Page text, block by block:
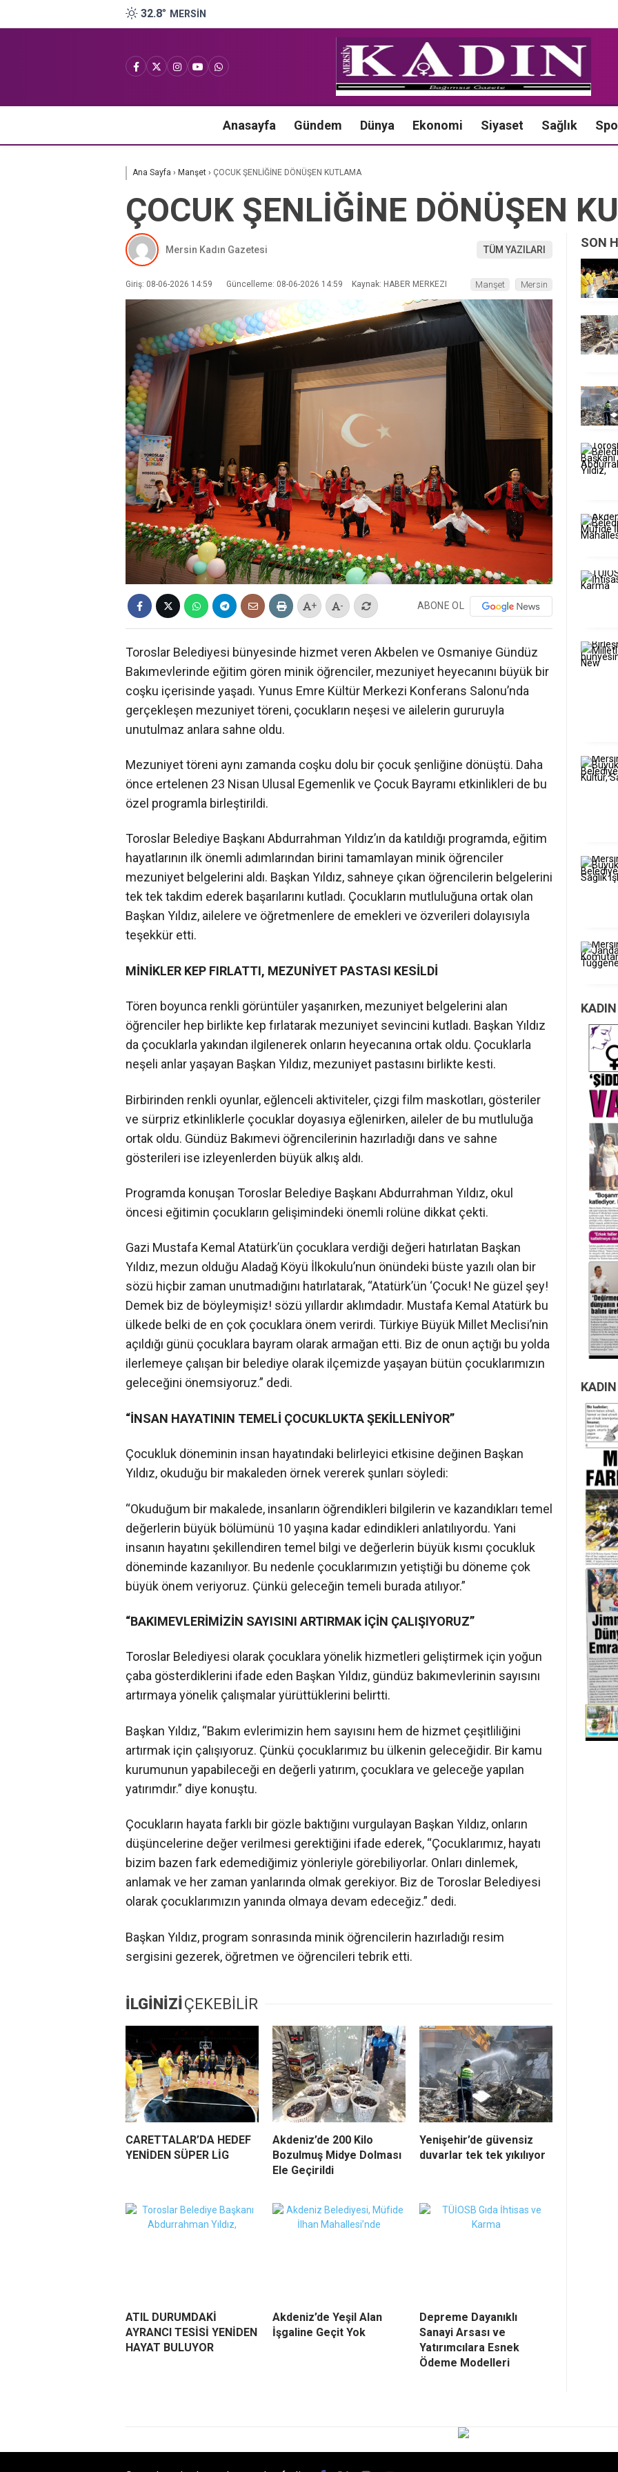
32.8° MERSIN
Anasayfa Gündem Dünya Ekonomi Siyaset Sağlık
Ana Sayfa › Manşet › ÇOCUK ŞENLİĞİNE DÖNÜŞEN KUTLAMA
ÇOCUK ŞENLİĞİNE DÖNÜŞEN
Mersin Kadın Gazetesi TÜM YAZILARI
Giriş: 08-06-2026 14:59 Güncelleme: 08-06-2026 14:59 Kaynak: HABER MERKEZI Manşet Mersin
+ - ABONE OL
Toroslar Belediyesi bünyesinde hizmet veren Akbelen ve Osmaniye Gündüz
Bakımevlerinde eğitim gören minik öğrenciler, mezuniyet heyecanını büyük bir
coşku içerisinde yaşadı. Yunus Emre Kültür Merkezi Konferans Salonu’nda
gerçekleşen mezuniyet töreni, çocukların neşesi ve ailelerin gururuyla
unutulmaz anlara sahne oldu.
Mezuniyet töreni aynı zamanda coşku dolu bir çocuk şenliğine dönüştü. Daha
önce ertelenen 23 Nisan Ulusal Egemenlik ve Çocuk Bayramı etkinlikleri de bu
özel programla birleştirildi.
Toroslar Belediye Başkanı Abdurrahman Yıldız’ın da katıldığı programda, eğitim
hayatlarının ilk önemli adımlarından birini tamamlayan minik öğrenciler
mezuniyet belgelerini aldı. Başkan Yıldız, sahneye çıkan öğrencilerin belgelerini
tek tek takdim ederek başarılarını kutladı. Çocukların mutluluğuna ortak olan
Başkan Yıldız, ailelere ve öğretmenlere de emekleri ve özverileri dolayısıyla
teşekkür etti.
MİNİKLER KEP FIRLATTI, MEZUNİYET PASTASI KESİLDİ
Tören boyunca renkli görüntüler yaşanırken, mezuniyet belgelerini alan
öğrenciler hep birlikte kep fırlatarak mezuniyet sevincini kutladı. Başkan Yıldız
da çocuklarla yakından ilgilenerek onların heyecanına ortak oldu. Çocuklarla
neşeli anlar yaşayan Başkan Yıldız, mezuniyet pastasını birlikte kesti.
Birbirinden renkli oyunlar, eğlenceli aktiviteler, çizgi film maskotları, gösteriler
ve sürpriz etkinliklerle çocuklar doyasıya eğlenirken, aileler de bu mutluluğa
ortak oldu. Gündüz Bakımevi öğrencilerinin hazırladığı dans ve sahne
gösterileri ise izleyenlerden büyük alkış aldı.
Programda konuşan Toroslar Belediye Başkanı Abdurrahman Yıldız, okul
öncesi eğitimin çocukların gelişimindeki önemli rolüne dikkat çekti.
Gazi Mustafa Kemal Atatürk’ün çocuklara verdiği değeri hatırlatan Başkan
Yıldız, mezun olduğu Aladağ Köyü İlkokulu’nun önündeki büste yazılı olan bir
sözü hiçbir zaman unutmadığını hatırlatarak, “Atatürk’ün ‘Çocuk! Ne güzel şey!
Demek biz de böyleymişiz! sözü yıllardır aklımdadır. Mustafa Kemal Atatürk bu
ülkede belki de en çok çocuklara önem verirdi. Türkiye Büyük Millet Meclisi’nin
açıldığı günü çocuklara bayram olarak armağan etti. Biz de onun açtığı bu yolda
ilerlemeye çalışan bir belediye olarak ilçemizde yaşayan bütün çocuklarımızın
geleceğini önemsiyoruz.” dedi.
“İNSAN HAYATININ TEMELİ ÇOCUKLUKTA ŞEKİLLENİYOR”
Çocukluk döneminin insan hayatındaki belirleyici etkisine değinen Başkan
Yıldız, okuduğu bir makaleden örnek vererek şunları söyledi:
“Okuduğum bir makalede, insanların öğrendikleri bilgilerin ve kazandıkları temel
değerlerin büyük bölümünü 10 yaşına kadar edindikleri anlatılıyordu. Yani
insanın hayatını şekillendiren temel bilgi ve değerlerin büyük kısmı çocukluk
döneminde kazanılıyor. Bu nedenle çocuklarımızın yetiştiği bu döneme çok
büyük önem veriyoruz. Çünkü geleceğin temeli burada atılıyor.”
“BAKIMEVLERİMİZİN SAYISINI ARTIRMAK İÇİN ÇALIŞIYORUZ”
Toroslar Belediyesi olarak çocuklara yönelik hizmetleri geliştirmek için yoğun
çaba gösterdiklerini ifade eden Başkan Yıldız, gündüz bakımevlerinin sayısını
artırmaya yönelik çalışmalar yürüttüklerini belirtti.
Başkan Yıldız, “Bakım evlerimizin hem sayısını hem de hizmet çeşitliliğini
artırmak için çalışıyoruz. Çünkü çocuklarımız bu ülkenin geleceğidir. Bir kamu
kurumunun yapabileceği en değerli yatırım, çocuklara ve geleceğe yapılan
yatırımdır.” diye konuştu.
Çocukların hayata farklı bir gözle baktığını vurgulayan Başkan Yıldız, onların
düşüncelerine değer verilmesi gerektiğini ifade ederek, “Çocuklarımız, hayatı
bizim bazen fark edemediğimiz yönleriyle görebiliyorlar. Onları dinlemek,
anlamak ve her zaman yanlarında olmak gerekiyor. Biz de Toroslar Belediyesi
olarak çocuklarımızın yanında olmaya devam edeceğiz.” dedi.
Başkan Yıldız, program sonrasında minik öğrencilerin hazırladığı resim
sergisini gezerek, öğretmen ve öğrencileri tebrik etti.
İLGİNİZİÇEKEBİLİR
CARETTALAR’DA HEDEF
YENİDEN SÜPER LİG
Akdeniz’de 200 Kilo
Bozulmuş Midye Dolması
Ele Geçirildi
Yenişehir’de güvensiz
duvarlar tek tek yıkılıyor
ATIL DURUMDAKİ
AYRANCI TESİSİ YENİDEN
HAYAT BULUYOR
Akdeniz’de Yeşil Alan
İşgaline Geçit Yok
Depreme Dayanıklı
Sanayi Arsası ve
Yatırımcılara Esnek
Ödeme Modelleri
SON
KADIN